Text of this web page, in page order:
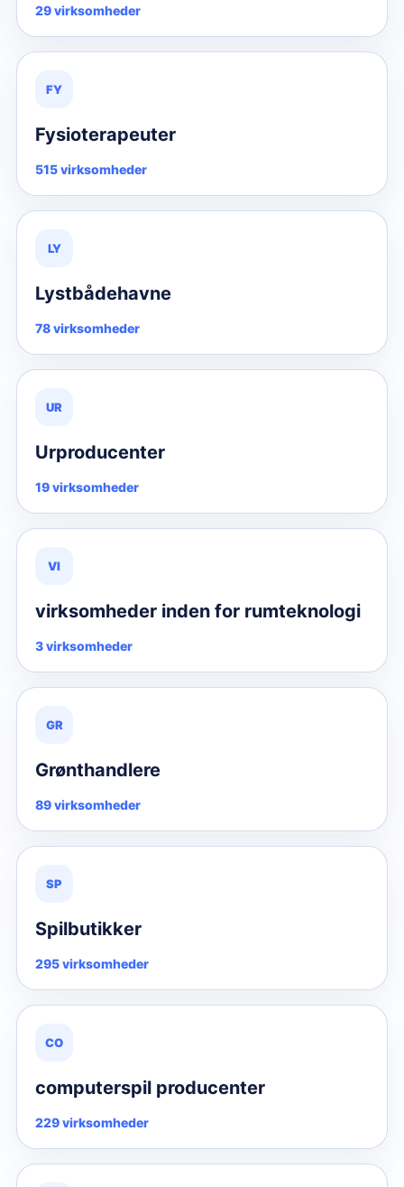
29 virksomheder
FY
Fysioterapeuter
515 virksomheder
LY
Lystbådehavne
78 virksomheder
UR
Urproducenter
19 virksomheder
VI
virksomheder inden for rumteknologi
3 virksomheder
GR
Grønthandlere
89 virksomheder
SP
Spilbutikker
295 virksomheder
CO
computerspil producenter
229 virksomheder